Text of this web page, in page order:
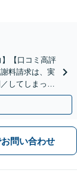
【口コミ高評
料請求は、実
してしまった
問い合わせ